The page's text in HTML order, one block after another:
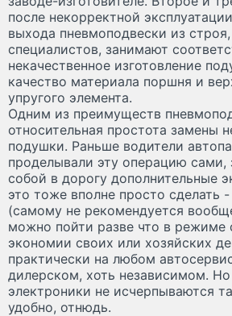
после некорректной
выхода пневмоподвески из
специалистов, занимают
некачественное изготовление
качество материала поршня и
упругого элемента.
Одним из преимуществ
относительная простота замены
подушки. Раньше водители
проделывали эту операцию сами,
собой в дорогу дополнительные
это тоже вполне просто сделать
(самому не рекомендуется
можно пойти разве что в режиме
экономии своих или хозяйских
практически на любом
дилерском, хоть независимом.
электроники не исчерпываются
удобно, отнюдь.